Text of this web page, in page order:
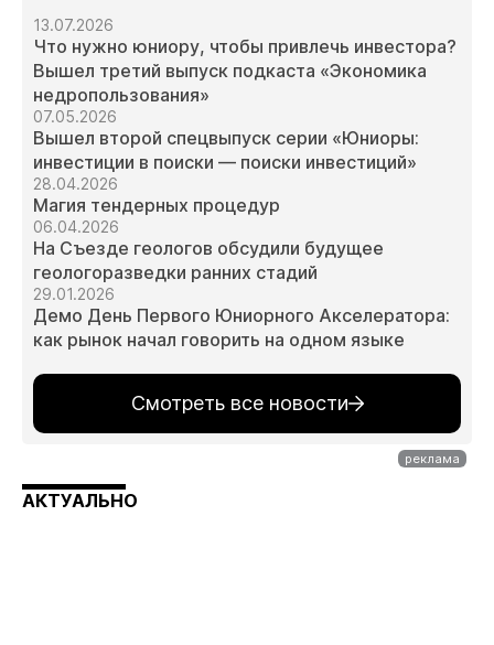
13.07.2026
Что нужно юниору, чтобы привлечь инвестора?
Вышел третий выпуск подкаста «Экономика
недропользования»
07.05.2026
Вышел второй спецвыпуск серии «Юниоры:
инвестиции в поиски — поиски инвестиций»
28.04.2026
Магия тендерных процедур
06.04.2026
На Съезде геологов обсудили будущее
геологоразведки ранних стадий
29.01.2026
Демо День Первого Юниорного Акселератора:
как рынок начал говорить на одном языке
Смотреть все новости
АКТУАЛЬНО